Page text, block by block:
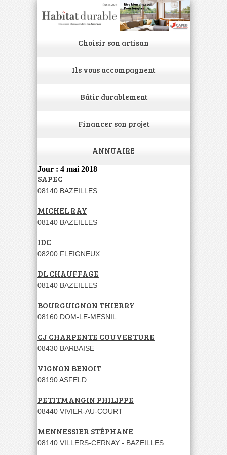
Choisir son artisan
Ils vous accompagnent
Bâtir durablement
Financer son projet
ANNUAIRE
Jour : 4 mai 2018
SAPEC
08140 BAZEILLES
MICHEL RAY
08140 BAZEILLES
IDC
08200 FLEIGNEUX
DL CHAUFFAGE
08140 BAZEILLES
BOURGUIGNON THIERRY
08160 DOM-LE-MESNIL
CJ CHARPENTE COUVERTURE
08430 BARBAISE
VIGNON BENOIT
08190 ASFELD
PETITMANGIN PHILIPPE
08440 VIVIER-AU-COURT
MENNESSIER STÉPHANE
08140 VILLERS-CERNAY - BAZEILLES